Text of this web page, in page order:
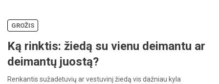
GROŽIS
Ką rinktis: žiedą su vienu deimantu ar
deimantų juostą?
Renkantis sužadėtuvių ar vestuvinį žiedą vis dažniau kyla